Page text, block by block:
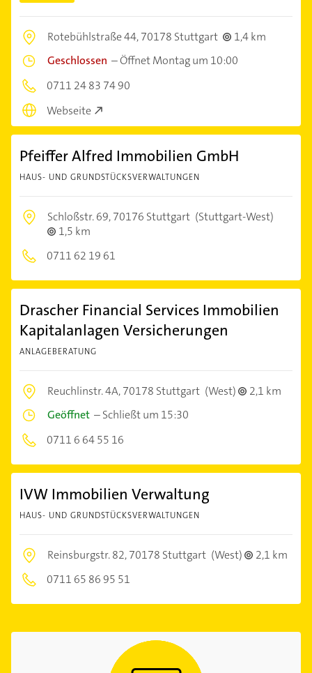
Rotebühlstraße 44,70178 Stuttgart
1,4 km
Geschlossen –Öffnet Montag um 10:00
0711 24 83 74 90
Webseite
Pfeiffer Alfred Immobilien GmbH
HAUS- UND GRUNDSTÜCKSVERWALTUNGEN
Schloßstr. 69,70176 Stuttgart (Stuttgart-West)
1,5 km
0711 62 19 61
Drascher Financial Services Immobilien
Kapitalanlagen Versicherungen
ANLAGEBERATUNG
Reuchlinstr. 4A,70178 Stuttgart (West)
2,1 km
Geöffnet –Schließt um 15:30
0711 6 64 55 16
IVW Immobilien Verwaltung
HAUS- UND GRUNDSTÜCKSVERWALTUNGEN
Reinsburgstr. 82,70178 Stuttgart (West)
2,1 km
0711 65 86 95 51